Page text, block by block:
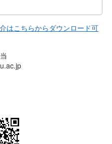
はこちらからダウンロード可